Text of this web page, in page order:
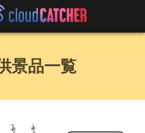
景品一覧